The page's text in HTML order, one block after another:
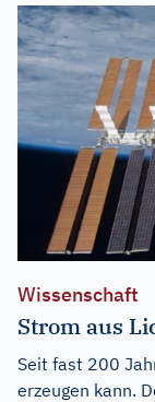
Wissenschaft
Strom aus
Seit fast 200
erzeugen kann.